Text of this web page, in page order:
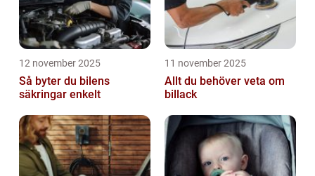
12 november 2025
Så byter du bilens
säkringar enkelt
11 november 2025
Allt du behöver veta om
billack